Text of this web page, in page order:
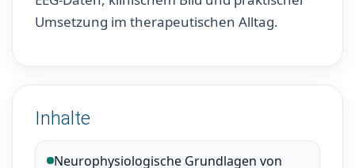
Umsetzung im therapeutischen Alltag.
Inhalte
Neurophysiologische Grundlagen von